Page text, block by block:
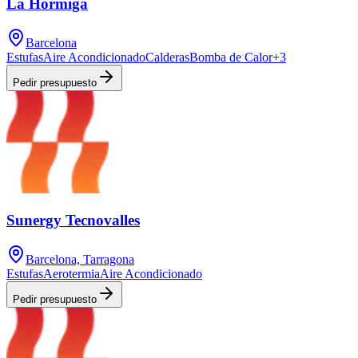
La Hormiga
Barcelona
EstufasAire AcondicionadoCalderasBomba de Calor+3
Pedir presupuesto
Sunergy Tecnovalles
Barcelona, Tarragona
EstufasAerotermiaAire Acondicionado
Pedir presupuesto